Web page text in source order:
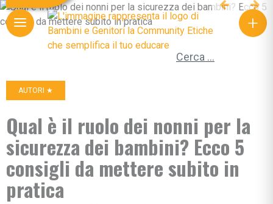
+
Ricerca per:
AUTORI ★
Qual è il ruolo dei nonni per la
sicurezza dei bambini? Ecco 5
consigli da mettere subito in
pratica